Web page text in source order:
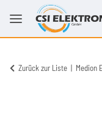
Zurück zur Liste Medion